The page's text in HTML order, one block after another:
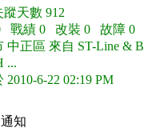
蹤天數 912
戰績 0 改裝 0 故障 0
中正區 來自 ST-Line & B
...
2010-6-22 02:19 PM
知